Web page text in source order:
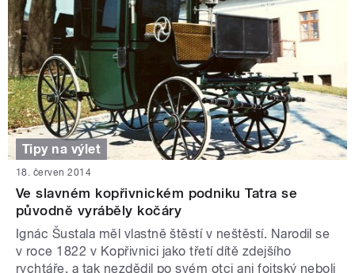
Tipy na výlet
18. červen 2014
Ve slavném kopřivnickém podniku Tatra se
původně vyráběly kočáry
Ignác Šustala měl vlastně štěstí v neštěstí. Narodil se
v roce 1822 v Kopřivnici jako třetí dítě zdejšího
rychtáře, a tak nezdědil po svém otci ani fojtský neboli